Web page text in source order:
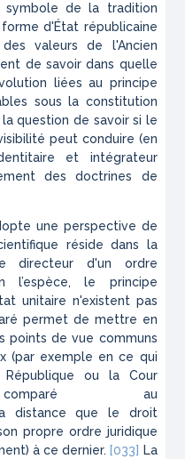
symbole de la tradition
d'État républicaine
valeurs de l'Ancien
de savoir dans quelle
liées au principe
sous la constitution
la question de savoir si le
peut conduire (en
et intégrateur
des doctrines de
une perspective de
réside dans la
directeur d'un ordre
l’espèce, le principe
unitaire n'existent pas
permet de mettre en
points de vue communs
(par exemple en ce qui
ou la Cour
comparé au
distance que le droit
propre ordre juridique
à ce dernier. [033] La